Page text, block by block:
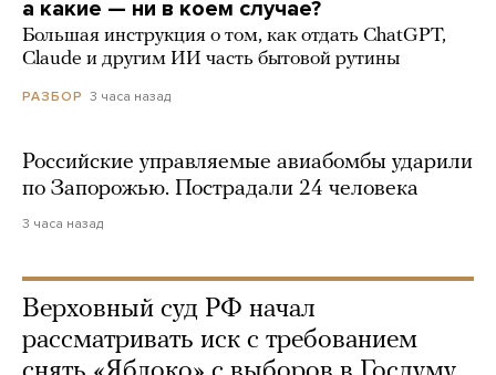
а какие — ни в коем случае?
Большая инструкция о том, как отдать ChatGPT,
Claude и другим ИИ часть бытовой рутины
РАЗБОР 3 часа назад
Российские управляемые авиабомбы ударили
по Запорожью. Пострадали 24 человека
3 часа назад
Верховный суд РФ начал
рассматривать иск с требованием